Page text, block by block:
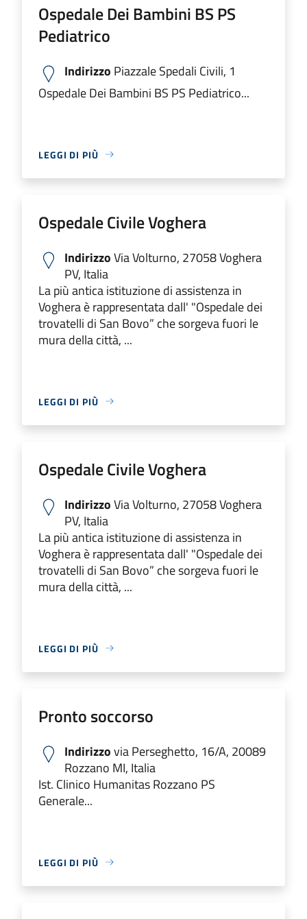
Ospedale Dei Bambini BS PS
Pediatrico
Indirizzo Piazzale Spedali Civili, 1
Ospedale Dei Bambini BS PS Pediatrico...
LEGGI DI PIÙ
Ospedale Civile Voghera
IndirizzoVia Volturno, 27058 Voghera
PV, Italia
La più antica istituzione di assistenza in
Voghera è rappresentata dall' "Ospedale dei
trovatelli di San Bovo” che sorgeva fuori le
mura della città, ...
LEGGI DI PIÙ
Ospedale Civile Voghera
IndirizzoVia Volturno, 27058 Voghera
PV, Italia
La più antica istituzione di assistenza in
Voghera è rappresentata dall' "Ospedale dei
trovatelli di San Bovo” che sorgeva fuori le
mura della città, ...
LEGGI DI PIÙ
Pronto soccorso
Indirizzovia Perseghetto, 16/A, 20089
Rozzano MI, Italia
Ist. Clinico Humanitas Rozzano PS
Generale...
LEGGI DI PIÙ